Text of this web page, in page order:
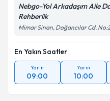
Nebgo-Yol Arkadaşım Aile
Rehberlik
Mimar Sinan, Doğancılar Cd.
En Yakın Saatler
Yarın
09:00
Yarın
10:00